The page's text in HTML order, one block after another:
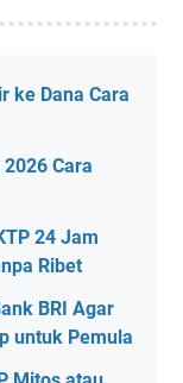
ke Dana Cara
Cara
24 Jam
Ribet
BRI Agar
untuk Pemula